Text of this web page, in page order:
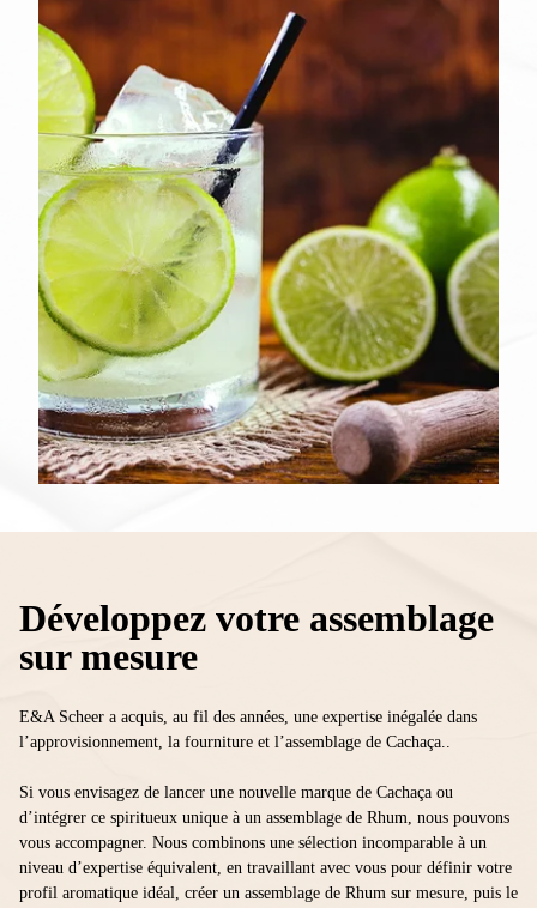
Développez votre assemblage
sur mesure
E&A Scheer a acquis, au fil des années, une expertise inégalée dans
l’approvisionnement, la fourniture et l’assemblage de Cachaça..
Si vous envisagez de lancer une nouvelle marque de Cachaça ou
d’intégrer ce spiritueux unique à un assemblage de Rhum, nous pouvons
vous accompagner. Nous combinons une sélection incomparable à un
niveau d’expertise équivalent, en travaillant avec vous pour définir votre
profil aromatique idéal, créer un assemblage de Rhum sur mesure, puis le